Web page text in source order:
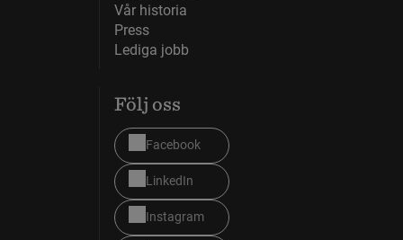
Vår historia
Press
Lediga jobb
Följ oss
Facebook
LinkedIn
Instagram